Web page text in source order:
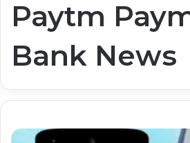
Paytm
Bank News